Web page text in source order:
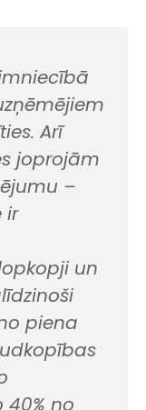
Arī
joprojām
–
ir
un
piena
no